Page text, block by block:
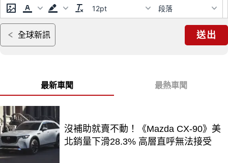
12pt 段落
全球新訊 送出
最新車聞 最熱車聞
沒補助就賣不動！《Mazda CX-90》美
北銷量下滑28.3% 高層直呼無法接受